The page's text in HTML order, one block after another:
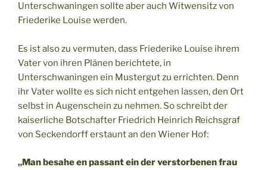
Unterschwaningen sollte aber auch Witwensitz von
Friederike Louise werden.
Es ist also zu vermuten, dass Friederike Louise ihrem
Vater von ihren Plänen berichtete, in
Unterschwaningen ein Mustergut zu errichten. Denn
ihr Vater wollte es sich nicht entgehen lassen, den Ort
selbst in Augenschein zu nehmen. So schreibt der
kaiserliche Botschafter Friedrich Heinrich Reichsgraf
von Seckendorff erstaunt an den Wiener Hof:
„Man besahe en passant ein der verstorbenen frau